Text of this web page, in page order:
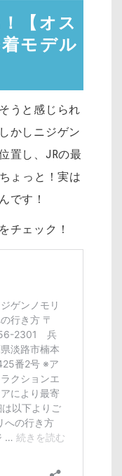
【オス
モデル
うと感じられ
かしニジゲン
置し、JRの最
ょっと！実は
です！
チェック！